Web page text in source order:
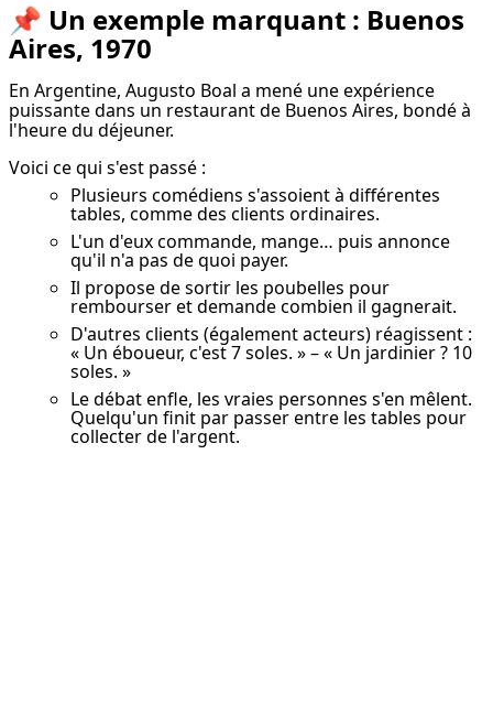
📌 Un exemple marquant : Buenos
Aires, 1970
En Argentine, Augusto Boal a mené une expérience
puissante dans un restaurant de Buenos Aires, bondé à
l'heure du déjeuner.
Voici ce qui s'est passé :
Plusieurs comédiens s'assoient à différentes
tables, comme des clients ordinaires.
L'un d'eux commande, mange… puis annonce
qu'il n'a pas de quoi payer.
Il propose de sortir les poubelles pour
rembourser et demande combien il gagnerait.
D'autres clients (également acteurs) réagissent :
« Un éboueur, c'est 7 soles. » – « Un jardinier ? 10
soles. »
Le débat enfle, les vraies personnes s'en mêlent.
Quelqu'un finit par passer entre les tables pour
collecter de l'argent.